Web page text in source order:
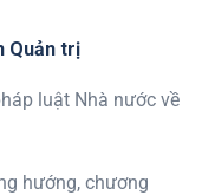
Quản trị
luật Nhà nước về
hướng, chương